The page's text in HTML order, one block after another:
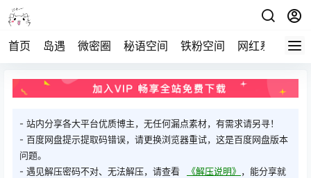
首页 岛遇 微密圈 秘语空间 铁粉空间 网红系列 打
- 站内分享各大平台优质博主，无任何漏点素材，有需求请另寻！
- 百度网盘提示提取码错误，请更换浏览器重试，这是百度网盘版本
问题。
- 遇见解压密码不对、无法解压，请查看
《解压说明》 ，能分享就